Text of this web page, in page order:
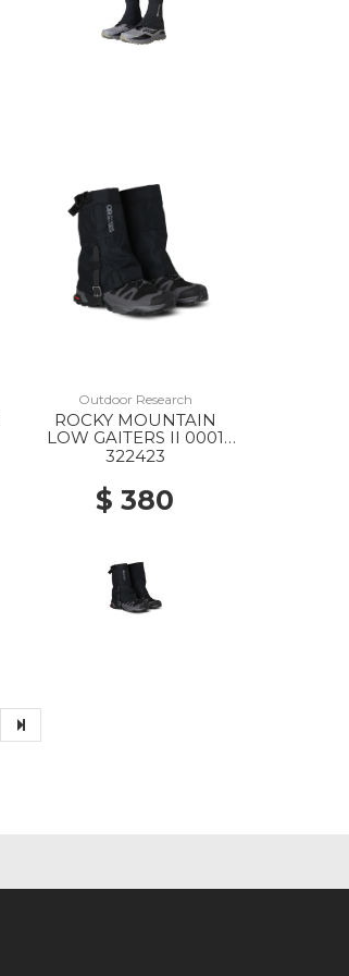
Outdoor Research
ROCKY MOUNTAIN
LOW GAITERS II 0001
BLACK
322423
$ 380